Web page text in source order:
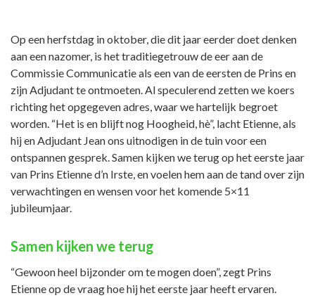
Op een herfstdag in oktober, die dit jaar eerder doet denken
aan een nazomer, is het traditiegetrouw de eer aan de
Commissie Communicatie als een van de eersten de Prins en
zijn Adjudant te ontmoeten. Al speculerend zetten we koers
richting het opgegeven adres, waar we hartelijk begroet
worden. “Het is en blijft nog Hoogheid, hè”, lacht Etienne, als
hij en Adjudant Jean ons uitnodigen in de tuin voor een
ontspannen gesprek. Samen kijken we terug op het eerste jaar
van Prins Etienne d’n Irste, en voelen hem aan de tand over zijn
verwachtingen en wensen voor het komende 5×11
jubileumjaar.
Samen kijken we terug
“Gewoon heel bijzonder om te mogen doen”, zegt Prins
Etienne op de vraag hoe hij het eerste jaar heeft ervaren.